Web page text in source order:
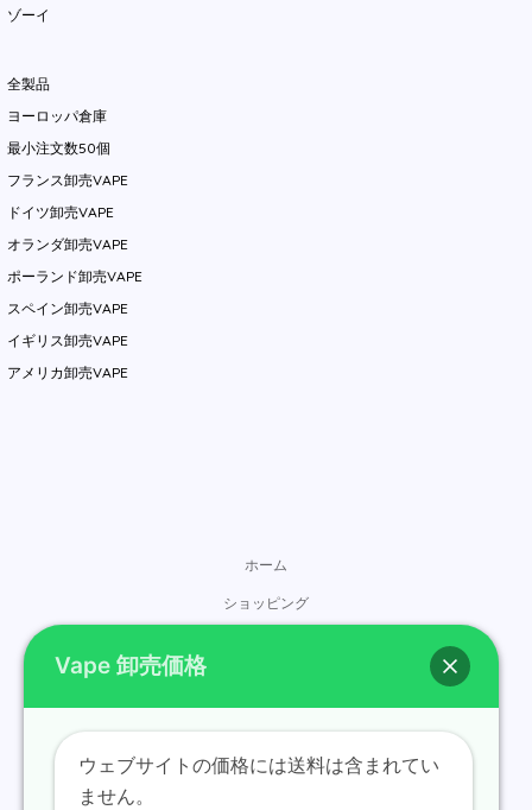
ゾーイ
全製品
ヨーロッパ倉庫
最小注文数50個
フランス卸売VAPE
ドイツ卸売VAPE
オランダ卸売VAPE
ポーランド卸売VAPE
スペイン卸売VAPE
イギリス卸売VAPE
アメリカ卸売VAPE
ホーム
ショッピング
Vape 卸売価格
ウェブサイトの価格には送料は含まれてい
ません。